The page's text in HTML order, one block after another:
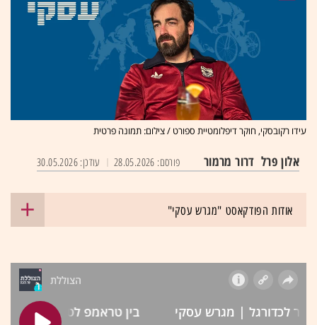
עידו רקובסקי, חוקר דיפלומטיית ספורט / צילום: תמונה פרטית
אלון פרל דרור מרמור עודכן: 30.05.2026 פורסם: 28.05.2026
אודות הפודקאסט "מגרש עסקי"